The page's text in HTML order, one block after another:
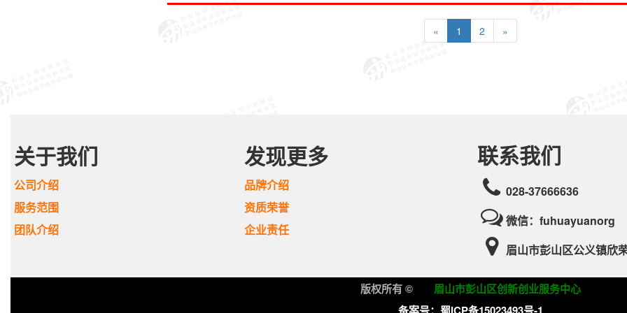
菇！
« 1 2 »
关于我们
公司介绍
服务范围
团队介绍
发现更多
品牌介绍
资质荣誉
企业责任
联系我们
028-37666636
微信：fuhuayuanorg
眉山市彭山区公义镇欣
版权所有 © 眉山市彭山区创新创业服务中心